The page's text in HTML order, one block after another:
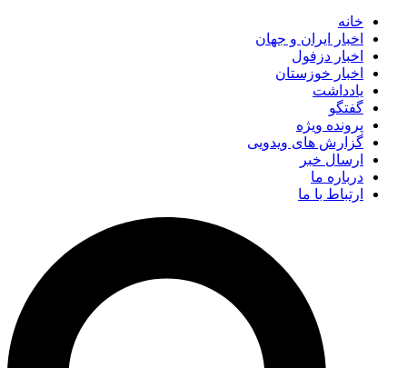
خانه
اخبار ایران و جهان
اخبار دزفول
اخبار خوزستان
یادداشت
گفتگو
پرونده ویژه
گزارش های ویدویی
ارسال خبر
درباره ما
ارتباط با ما